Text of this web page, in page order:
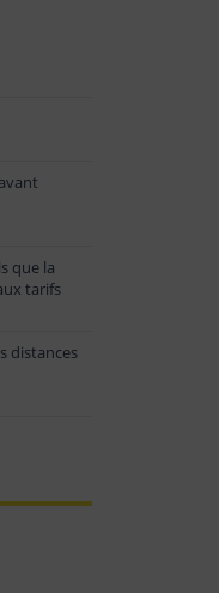
que la
tarifs
distances